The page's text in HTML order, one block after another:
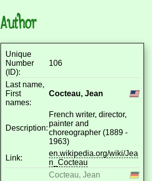
Author
Unique
Number
(ID):
106
Last name,
First
names:
Cocteau, Jean
Description:
French writer, director,
painter and
choreographer (1889 -
1963)
Link:
en.wikipedia.org/wiki/Jea
n_Cocteau
Cocteau, Jean